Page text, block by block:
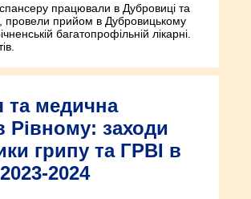
працювали в Дубровиці та
провели прийом в Дубровицькому
багатопрофільній лікарні.
та медична
Рівному: заходи
грипу та ГРВІ в
2024